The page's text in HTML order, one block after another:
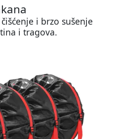
i brzo sušenje
i tragova.